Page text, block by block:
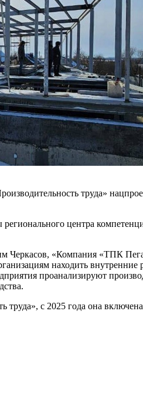
труда»
центра
«Компания «ТПК
находить
проанализируют
труда», с 2025 года она